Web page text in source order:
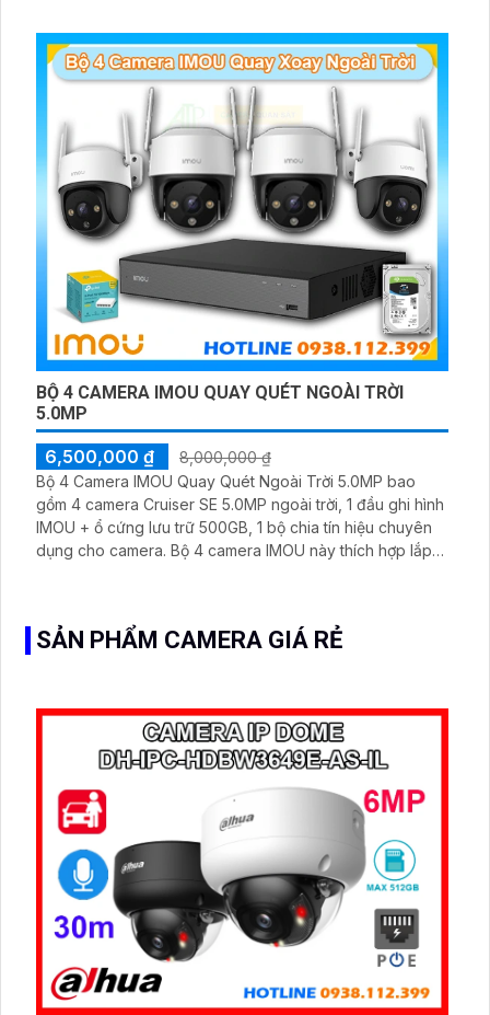
BỘ 4 CAMERA IMOU QUAY QUÉT NGOÀI TRỜI
5.0MP
6,500,000 ₫
8,000,000 ₫
Bộ 4 Camera IMOU Quay Quét Ngoài Trời 5.0MP bao
gồm 4 camera Cruiser SE 5.0MP ngoài trời, 1 đầu ghi hình
IMOU + ổ cứng lưu trữ 500GB, 1 bộ chia tín hiệu chuyên
dụng cho camera. Bộ 4 camera IMOU này thích hợp lắp
SẢN PHẨM CAMERA GIÁ RẺ